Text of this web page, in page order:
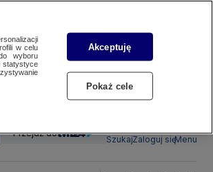
Przejdź do
SzukajZaloguj sięMenu
w celu
wyboru
statystyce
Akceptuję
Pokaż cele